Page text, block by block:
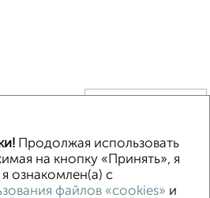
Каркасный
дом Под ключ Загородный
Продолжая использовать
на кнопку «Принять», я
ознакомлен(а) с
файлов «cookies» и